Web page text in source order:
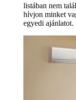
listában nem
hívjon minket
egyedi ajánlatot.